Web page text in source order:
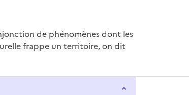
de phénomènes dont les
frappe un territoire, on dit